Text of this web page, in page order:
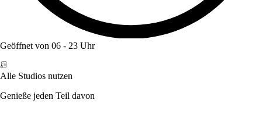
Geöffnet von 06 - 23 Uhr
Alle Studios nutzen
Genieße jeden Teil davon